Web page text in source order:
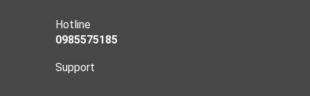
Hotline
0985575185
Support